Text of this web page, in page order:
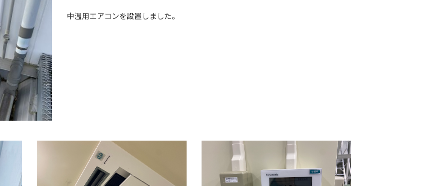
中温用エアコンを設置しました。